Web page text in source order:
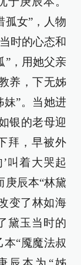
孤女”，人物
时的心态和
”，用她父亲
养，下无姊
”。当她进
银的老母迎
拜，早被外
叫着大哭起
庚辰本“林黛
变了林如海
黛玉当时的
“魇魔法叔